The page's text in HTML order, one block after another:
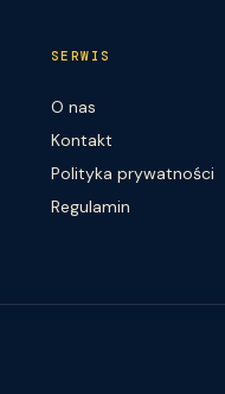
SERWIS
O nas
Kontakt
Polityka prywatności
Regulamin